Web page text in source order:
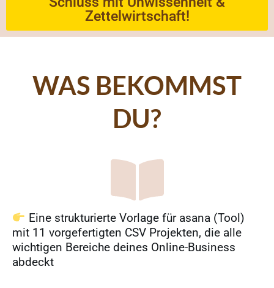
Zettelwirtschaft!
WAS BEKOMMST
DU?
Eine strukturierte Vorlage für asana (Tool)
mit 11 vorgefertigten CSV Projekten, die alle
wichtigen Bereiche deines Online-Business
abdeckt